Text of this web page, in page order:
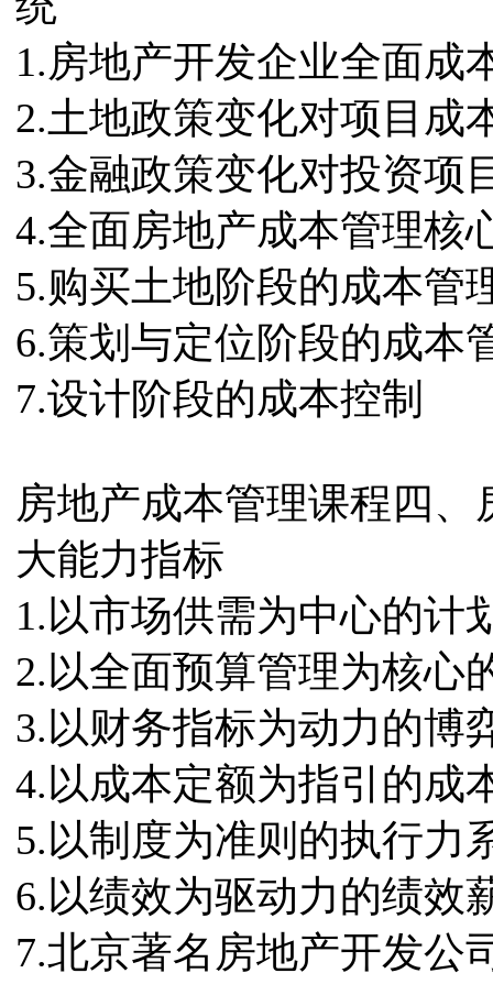
1.房地产开发企业全面成
2.土地政策变化对项目成
3.金融政策变化对投资项
4.全面房地产成本管理核
5.购买土地阶段的成本管
6.策划与定位阶段的成本
7.设计阶段的成本控制
房地产成本管理课程四
大能力指标
1.以市场供需为中心的计
2.以全面预算管理为核心
3.以财务指标为动力的博
4.以成本定额为指引的成
5.以制度为准则的执行力
6.以绩效为驱动力的绩效
7.北京著名房地产开发公